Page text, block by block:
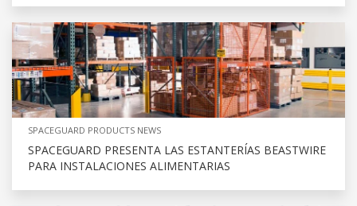
SPACEGUARD PRODUCTS NEWS
SPACEGUARD PRESENTA LAS ESTANTERÍAS BEASTWIRE
PARA INSTALACIONES ALIMENTARIAS